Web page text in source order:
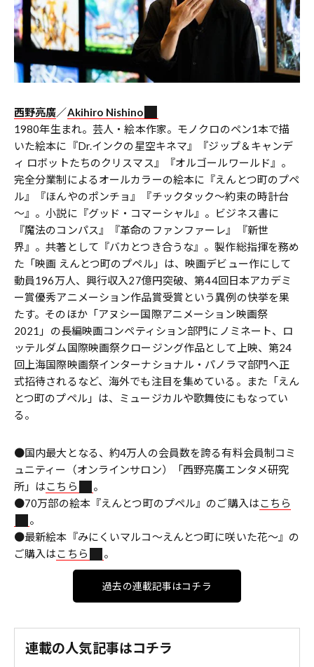
西野亮廣／Akihiro Nishino
1980年生まれ。芸人・絵本作家。モノクロのペン1本で描
いた絵本に『Dr.インクの星空キネマ』『ジップ＆キャンデ
ィ ロボットたちのクリスマス』『オルゴールワールド』。
完全分業制によるオールカラーの絵本に『えんとつ町のプペ
ル』『ほんやのポンチョ』『チックタック～約束の時計台
～』。小説に『グッド・コマーシャル』。ビジネス書に
『魔法のコンパス』『革命のファンファーレ』『新世
界』。共著として『バカとつき合うな』。製作総指揮を務め
た「映画 えんとつ町のプペル」は、映画デビュー作にして
動員196万人、興行収入27億円突破、第44回日本アカデミ
ー賞優秀アニメーション作品賞受賞という異例の快挙を果
たす。そのほか「アヌシー国際アニメーション映画祭
2021」の長編映画コンペティション部門にノミネート、ロ
ッテルダム国際映画祭クロージング作品として上映、第24
回上海国際映画祭インターナショナル・パノラマ部門へ正
式招待されるなど、海外でも注目を集めている。また「えん
とつ町のプペル」は、ミュージカルや歌舞伎にもなってい
る。
●国内最大となる、約4万人の会員数を誇る有料会員制コミ
ュニティー（オンラインサロン）「西野亮廣エンタメ研究
所」はこちら
。
●70万部の絵本『えんとつ町のプペル』のご購入はこちら
。
●最新絵本『みにくいマルコ～えんとつ町に咲いた花～』の
ご購入はこちら 。
過去の連載記事はコチラ
連載の人気記事はコチラ